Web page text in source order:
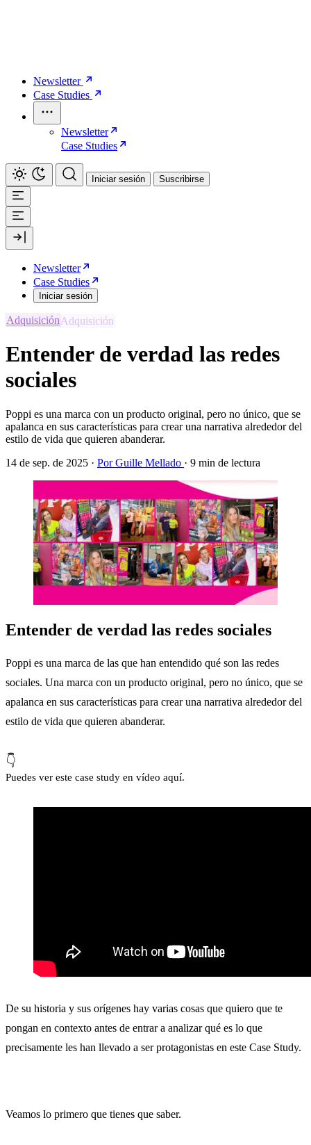
Newsletter
Case Studies
Newsletter
Case Studies
Iniciar sesión Suscribirse
Newsletter
Case Studies
Iniciar sesión
Adquisición
Entender de verdad las redes
sociales
Poppi es una marca con un producto original, pero no único, que se
apalanca en sus características para crear una narrativa alrededor del
estilo de vida que quieren abanderar.
14 de sep. de 2025 · Por Guille Mellado · 9 min de lectura
Entender de verdad las redes sociales
Poppi es una marca de las que han entendido qué son las redes
sociales. Una marca con un producto original, pero no único, que se
apalanca en sus características para crear una narrativa alrededor del
estilo de vida que quieren abanderar.
👇
Puedes ver este case study en vídeo aquí.
De su historia y sus orígenes hay varias cosas que quiero que te
pongan en contexto antes de entrar a analizar qué es lo que
precisamente les han llevado a ser protagonistas en este Case Study.
Veamos lo primero que tienes que saber.